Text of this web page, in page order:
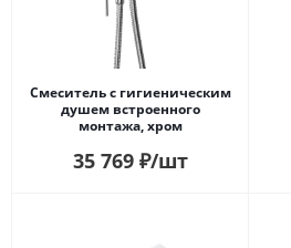
Смеситель с гигиеническим
душем встроенного
монтажа, хром
35 769 ₽/шт